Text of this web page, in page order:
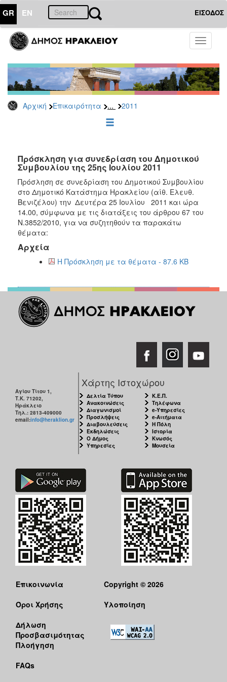
GR EN ΕΙΣΟΔΟΣ
Toggle
Αρχική Επικαιρότητα ... 2011
ΕΠΙΚΑΙΡΟΤΗΤΑ
Τύπου
Αρχείο
2026
2025
2022
2021
2020
2019
2018
2017
2016
2015
2012
2011
2010
ΔΗΜΟΤΗΣ
ΕΠΙΣΚΕΠΤΗΣ
Πρόσκληση για συνεδρίαση του Δημοτικού
Συμβουλίου της 25ης Ιουλίου 2011
Πρόσληση σε συνεδρίαση του Δημοτικού Συμβουλίου
στο Δημοτικό Κατάστημα Ηρακλείου (αίθ. Ελευθ.
Βενιζέλου) την Δευτέρα 25 Ιουλίου 2011 και ώρα
14.00, σύμφωνα με τις διατάξεις του άρθρου 67 του
Ν.3852/2010, για να συζητηθούν τα παρακάτω
θέματα:
Αρχεία
Η Πρόσκληση με τα θέματα - 87.6 KB
Αγίου Τίτου 1,
Τ.Κ. 71202,
Ηράκλειο
Τηλ.: 2813-409000
email:info@heraklion.gr
Χάρτης Ιστοχώρου
Δελτία Τύπου
Ανακοινώσεις
Διαγωνισμοί
Προσλήψεις
Διαβουλεύσεις
Εκδηλώσεις
Ο Δήμος
Υπηρεσίες
Κ.Ε.Π.
Τηλέφωνα
e-Υπηρεσίες
e-Αιτήματα
Η Πόλη
Ιστορία
Κνωσός
Μουσεία
Επικοινωνία
Όροι Χρήσης
Δήλωση
Προσβασιμότητας
Πλοήγηση
FAQs
Copyright © 2026
Υλοποίηση